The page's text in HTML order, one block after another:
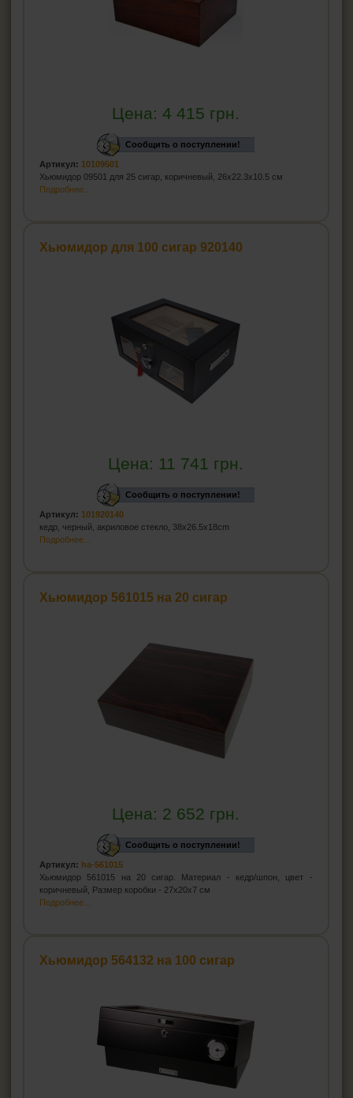
Цена:4 415 грн.
Сообщить о поступлении!
Артикул: 10109501
Хьюмидор 09501 для 25 сигар, коричневый, 26x22.3x10.5 см
Подробнее...
Хьюмидор для 100 сигар 920140
Цена: 11 741 грн.
Сообщить о поступлении!
Артикул: 101920140
кедр, черный, акриловое стекло, 38x26.5x18cm
Подробнее...
Хьюмидор 561015 на 20 сигар
Цена: 2 652 грн.
Сообщить о поступлении!
Артикул: ha-561015
Хьюмидор 561015 на 20 сигар. Материал - кедр/шпон, цвет -
коричневый, Размер коробки - 27x20x7 см
Подробнее...
Хьюмидор 564132 на 100 сигар